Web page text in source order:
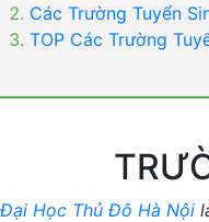
Các Trường Tuyển
TOP Các Trường
Đại Học Thủ Đô Hà Nội